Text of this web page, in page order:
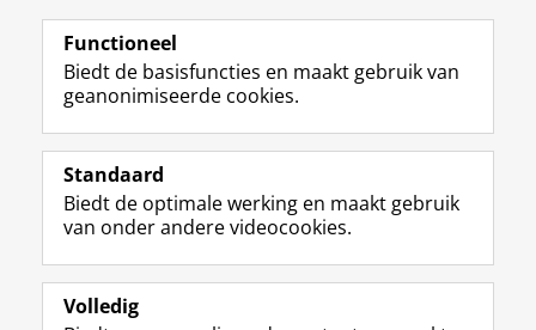
Laatst gewijzigd: 14 februari 2019 17:17
Volg de RUG
F
a
e
b
o
L
i
k
e
I
R
S
-
f
e
I
n
t
r
Y
o
T
e
Studiekiezers
Alumni
Functioneel
Biedt de basisfuncties en maakt gebruik van
geanonimiseerde cookies.
Standaard
Biedt de optimale werking en maakt gebruik
van onder andere videocookies.
Volledig